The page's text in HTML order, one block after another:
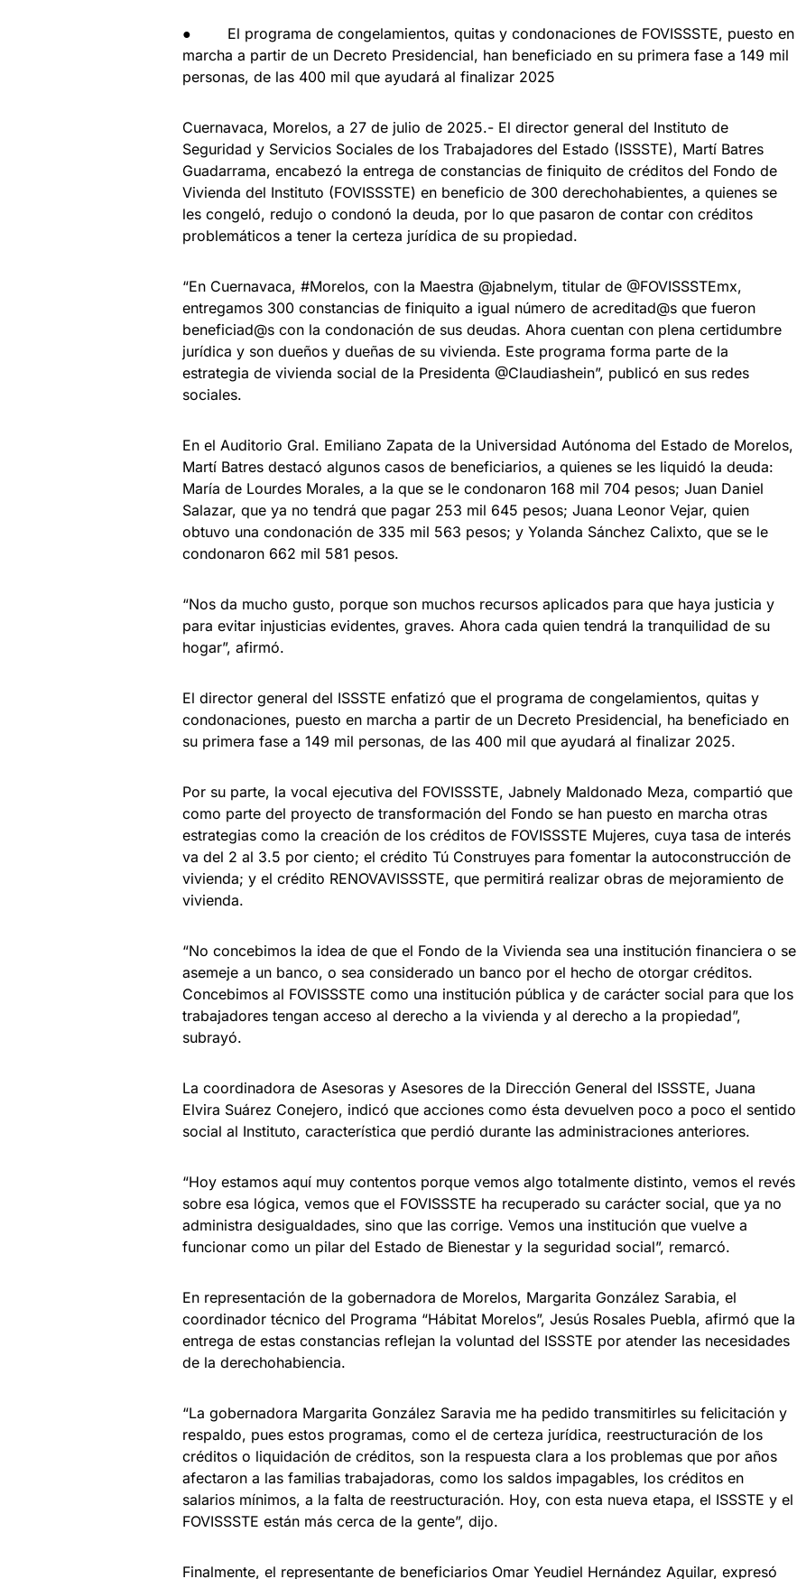
● El programa de congelamientos, quitas y condonaciones de FOVISSSTE, puesto en
marcha a partir de un Decreto Presidencial, han beneficiado en su primera fase a 149 mil
personas, de las 400 mil que ayudará al finalizar 2025
Cuernavaca, Morelos, a 27 de julio de 2025.- El director general del Instituto de
Seguridad y Servicios Sociales de los Trabajadores del Estado (ISSSTE), Martí Batres
Guadarrama, encabezó la entrega de constancias de finiquito de créditos del Fondo de
Vivienda del Instituto (FOVISSSTE) en beneficio de 300 derechohabientes, a quienes se
les congeló, redujo o condonó la deuda, por lo que pasaron de contar con créditos
problemáticos a tener la certeza jurídica de su propiedad.
“En Cuernavaca, #Morelos, con la Maestra @jabnelym, titular de @FOVISSSTEmx,
entregamos 300 constancias de finiquito a igual número de acreditad@s que fueron
beneficiad@s con la condonación de sus deudas. Ahora cuentan con plena certidumbre
jurídica y son dueños y dueñas de su vivienda. Este programa forma parte de la
estrategia de vivienda social de la Presidenta @Claudiashein”, publicó en sus redes
sociales.
En el Auditorio Gral. Emiliano Zapata de la Universidad Autónoma del Estado de Morelos,
Martí Batres destacó algunos casos de beneficiarios, a quienes se les liquidó la deuda:
María de Lourdes Morales, a la que se le condonaron 168 mil 704 pesos; Juan Daniel
Salazar, que ya no tendrá que pagar 253 mil 645 pesos; Juana Leonor Vejar, quien
obtuvo una condonación de 335 mil 563 pesos; y Yolanda Sánchez Calixto, que se le
condonaron 662 mil 581 pesos.
“Nos da mucho gusto, porque son muchos recursos aplicados para que haya justicia y
para evitar injusticias evidentes, graves. Ahora cada quien tendrá la tranquilidad de su
hogar”, afirmó.
El director general del ISSSTE enfatizó que el programa de congelamientos, quitas y
condonaciones, puesto en marcha a partir de un Decreto Presidencial, ha beneficiado en
su primera fase a 149 mil personas, de las 400 mil que ayudará al finalizar 2025.
Por su parte, la vocal ejecutiva del FOVISSSTE, Jabnely Maldonado Meza, compartió que
como parte del proyecto de transformación del Fondo se han puesto en marcha otras
estrategias como la creación de los créditos de FOVISSSTE Mujeres, cuya tasa de interés
va del 2 al 3.5 por ciento; el crédito Tú Construyes para fomentar la autoconstrucción de
vivienda; y el crédito RENOVAVISSSTE, que permitirá realizar obras de mejoramiento de
vivienda.
“No concebimos la idea de que el Fondo de la Vivienda sea una institución financiera o se
asemeje a un banco, o sea considerado un banco por el hecho de otorgar créditos.
Concebimos al FOVISSSTE como una institución pública y de carácter social para que los
trabajadores tengan acceso al derecho a la vivienda y al derecho a la propiedad”,
subrayó.
La coordinadora de Asesoras y Asesores de la Dirección General del ISSSTE, Juana
Elvira Suárez Conejero, indicó que acciones como ésta devuelven poco a poco el sentido
social al Instituto, característica que perdió durante las administraciones anteriores.
“Hoy estamos aquí muy contentos porque vemos algo totalmente distinto, vemos el revés
sobre esa lógica, vemos que el FOVISSSTE ha recuperado su carácter social, que ya no
administra desigualdades, sino que las corrige. Vemos una institución que vuelve a
funcionar como un pilar del Estado de Bienestar y la seguridad social”, remarcó.
En representación de la gobernadora de Morelos, Margarita González Sarabia, el
coordinador técnico del Programa “Hábitat Morelos”, Jesús Rosales Puebla, afirmó que la
entrega de estas constancias reflejan la voluntad del ISSSTE por atender las necesidades
de la derechohabiencia.
“La gobernadora Margarita González Saravia me ha pedido transmitirles su felicitación y
respaldo, pues estos programas, como el de certeza jurídica, reestructuración de los
créditos o liquidación de créditos, son la respuesta clara a los problemas que por años
afectaron a las familias trabajadoras, como los saldos impagables, los créditos en
salarios mínimos, a la falta de reestructuración. Hoy, con esta nueva etapa, el ISSSTE y el
FOVISSSTE están más cerca de la gente”, dijo.
Finalmente, el representante de beneficiarios Omar Yeudiel Hernández Aguilar, expresó